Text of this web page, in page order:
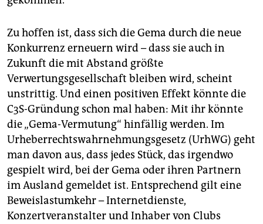
Zu hoffen ist, dass sich die Gema durch die neue
Konkurrenz erneuern wird – dass sie auch in
Zukunft die mit Abstand größte
Verwertungsgesellschaft bleiben wird, scheint
unstrittig. Und einen positiven Effekt könnte die
C3S-Gründung schon mal haben: Mit ihr könnte
die „Gema-Vermutung“ hinfällig werden. Im
Urheberrechtswahrnehmungsgesetz (UrhWG) geht
man davon aus, dass jedes Stück, das irgendwo
gespielt wird, bei der Gema oder ihren Partnern
im Ausland gemeldet ist. Entsprechend gilt eine
Beweislastumkehr – Internetdienste,
Konzertveranstalter und Inhaber von Clubs